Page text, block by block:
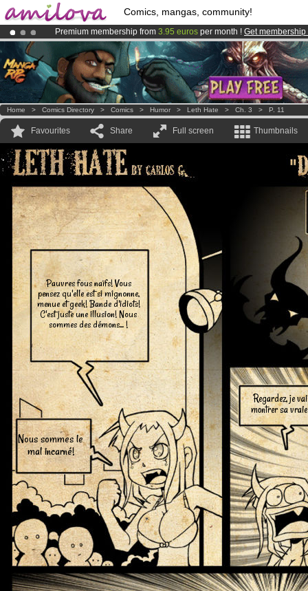
Comics, mangas, community!
Premium membership from 3.95 euros per month ! Get membership
AmilovaKickstarter is now LIVE!.
Already 134393membersand 1208 comics & mangas!.
Home > Comics Directory > Comics > Humor > Leth Hate > Ch. 3 > P. 11
Favourites Share Full screen Thumbnails
Pauvres fous naïfs! Vous
pensez qu'elle est si mignonne,
menue et geek! Bande d'idiots!
C'est juste une illusion! Nous
sommes des démons... !
Nous sommes le
mal incarné!
Regardez, je
montrer sa